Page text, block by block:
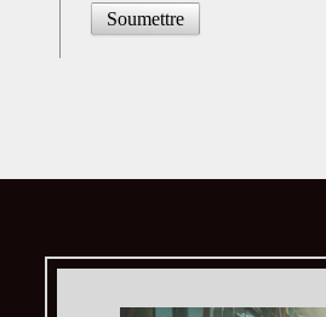
Soumettre